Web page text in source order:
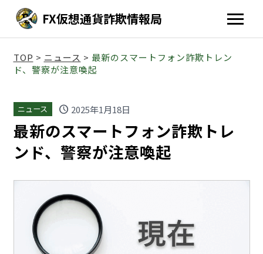
FX仮想通貨詐欺情報局
TOP > ニュース > 最新のスマートフォン詐欺トレン
ド、警察が注意喚起
ニュース schedule 2025年1月18日
最新のスマートフォン詐欺トレ
ンド、警察が注意喚起